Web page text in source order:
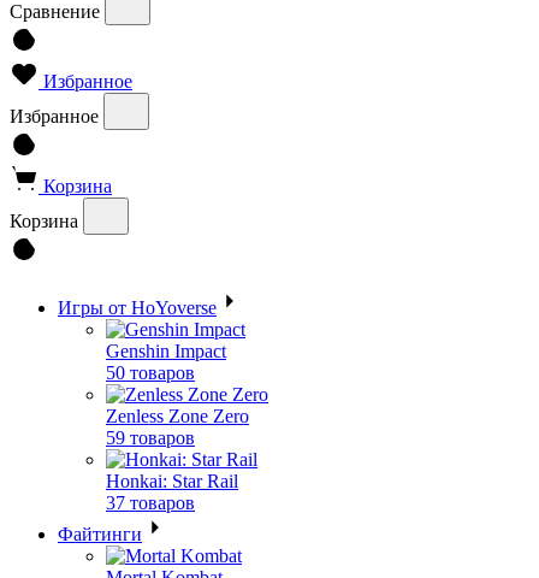
Сравнение
Избранное
Избранное
Корзина
Корзина
Игры от HoYoverse
Genshin Impact
50 товаров
Zenless Zone Zero
59 товаров
Honkai: Star Rail
37 товаров
Файтинги